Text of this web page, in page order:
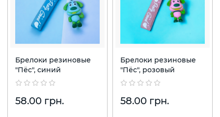
Брелоки резиновые
"Пёс", синий
58.00 грн.
Брелоки резиновые
"Пёс", розовый
58.00 грн.